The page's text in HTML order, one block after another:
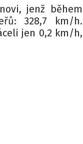
jenž během
328,7 km/h.
jen 0,2 km/h,